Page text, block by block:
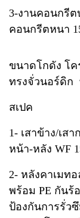
3-งานคอนกรี
คอนกรีตหนา
ขนาดโกดัง โค
ทรงจั่วนอร์ดิก
สเปค
1- เสาข้าง/เส
หน้า-หลัง WF
2- หลังคาเมท
พร้อม PE กันร้
ป้องกันการรั่ว